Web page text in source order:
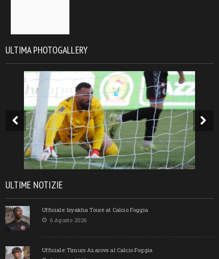
ULTIMA PHOTOGALLERY
ULTIME NOTIZIE
Ufficiale: Isyakha Tourè al Calcio Foggia
6 Agosto 2026
Ufficiale: Timurs Azarovs al Calcio Foggia